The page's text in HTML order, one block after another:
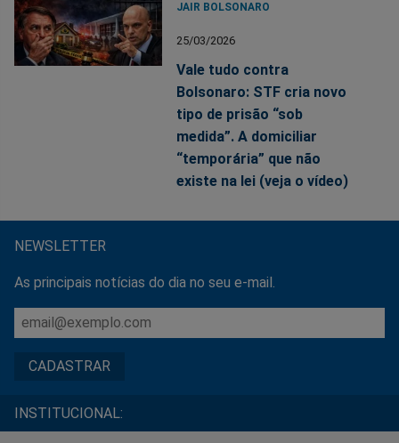
JAIR BOLSONARO
25/03/2026
Vale tudo contra
Bolsonaro: STF cria novo
tipo de prisão “sob
medida”. A domiciliar
“temporária” que não
existe na lei (veja o vídeo)
NEWSLETTER
As principais notícias do dia no seu e-mail.
INSTITUCIONAL: